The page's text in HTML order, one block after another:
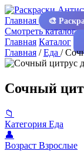
Главная 🎨
Смотреть каталог
Главная Каталог
Главная /Еда /
Сочный
📁
Категория Еда
👤
Возраст Взрослые